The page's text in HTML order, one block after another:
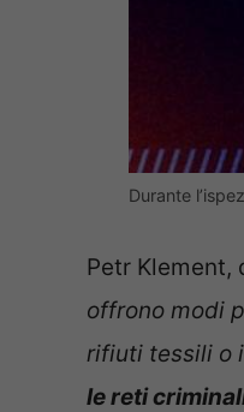
Durante
Petr Klement,
offrono modi
rifiuti tessili o
le reti